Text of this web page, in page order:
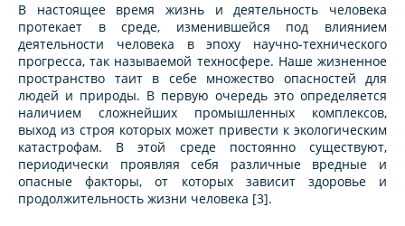
В настоящее время жизнь и деятельность человека
протекает в среде, изменившейся под влиянием
деятельности человека в эпоху научно-технического
прогресса, так называемой техносфере. Наше жизненное
пространство таит в себе множество опасностей для
людей и природы. В первую очередь это определяется
наличием сложнейших промышленных комплексов,
выход из строя которых может привести к экологическим
катастрофам. В этой среде постоянно существуют,
периодически проявляя себя различные вредные и
опасные факторы, от которых зависит здоровье и
продолжительность жизни человека [3].